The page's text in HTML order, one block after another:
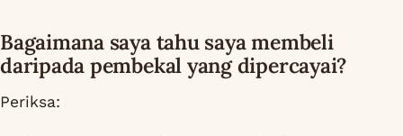
Bagaimana saya tahu saya membeli
daripada pembekal yang dipercayai?
Periksa: